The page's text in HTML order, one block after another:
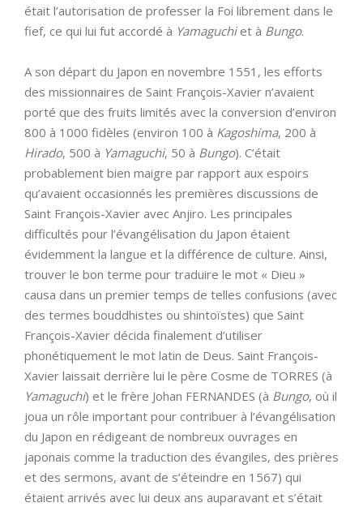
était l’autorisation de professer la Foi librement dans le
fief, ce qui lui fut accordé à Yamaguchiet à Bungo.
A son départ du Japon en novembre 1551, les efforts
des missionnaires de Saint François-Xavier n’avaient
porté que des fruits limités avec la conversion d’environ
800 à 1000 fidèles (environ 100 à Kagoshima, 200 à
Hirado, 500 à Yamaguchi, 50 à Bungo). C’était
probablement bien maigre par rapport aux espoirs
qu’avaient occasionnés les premières discussions de
Saint François-Xavier avec Anjiro. Les principales
difficultés pour l’évangélisation du Japon étaient
évidemment la langue et la différence de culture. Ainsi,
trouver le bon terme pour traduire le mot « Dieu »
causa dans un premier temps de telles confusions (avec
des termes bouddhistes ou shintoïstes) que Saint
François-Xavier décida finalement d’utiliser
phonétiquement le mot latin de Deus. Saint François-
Xavier laissait derrière lui le père Cosme de TORRES (à
Yamaguchi) et le frère Johan FERNANDES (à Bungo, où il
joua un rôle important pour contribuer à l’évangélisation
du Japon en rédigeant de nombreux ouvrages en
japonais comme la traduction des évangiles, des prières
et des sermons, avant de s’éteindre en 1567) qui
étaient arrivés avec lui deux ans auparavant et s’était